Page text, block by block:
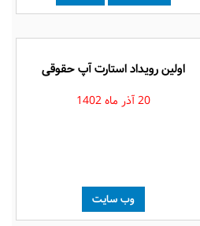
اولین رویداد استارت آپ حقوقی
20 آذر ماه 1402
وب سایت